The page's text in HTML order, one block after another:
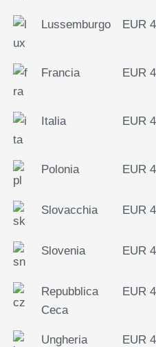
Lussemburgo EUR
Francia EUR
Italia EUR
Polonia EUR
Slovacchia EUR
Slovenia EUR
Repubblica
Ceca
EUR
Ungheria EUR